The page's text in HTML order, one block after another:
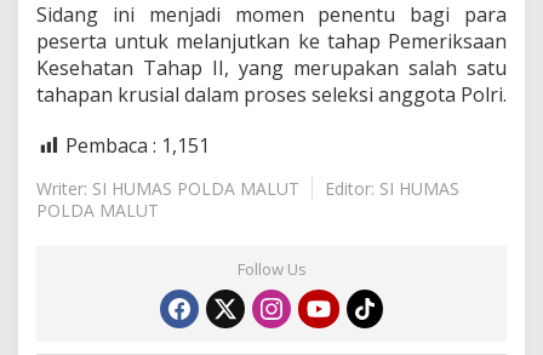
Sidang ini menjadi momen penentu bagi para
peserta untuk melanjutkan ke tahap Pemeriksaan
Kesehatan Tahap II, yang merupakan salah satu
tahapan krusial dalam proses seleksi anggota Polri.
Pembaca : 1,151
Writer: SI HUMAS POLDA MALUT
Editor: SI HUMAS
POLDA MALUT
Follow Us